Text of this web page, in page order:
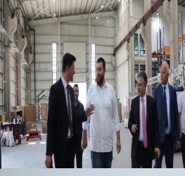
Marmara OSB Müteşebbis Heyeti
Toplantısı gerçekleştirildi
05 Ağustos 2026